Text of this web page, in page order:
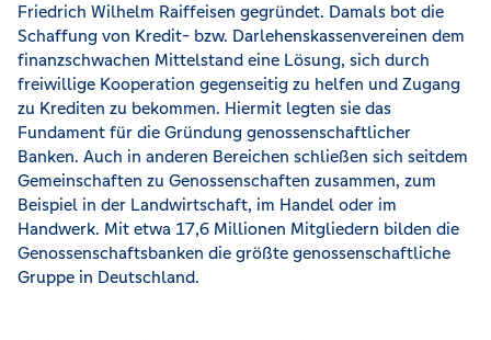
Friedrich Wilhelm Raiffeisen gegründet. Damals bot die
Schaffung von Kredit- bzw. Darlehenskassenvereinen dem
finanzschwachen Mittelstand eine Lösung, sich durch
freiwillige Kooperation gegenseitig zu helfen und Zugang
zu Krediten zu bekommen. Hiermit legten sie das
Fundament für die Gründung genossenschaftlicher
Banken. Auch in anderen Bereichen schließen sich seitdem
Gemeinschaften zu Genossenschaften zusammen, zum
Beispiel in der Landwirtschaft, im Handel oder im
Handwerk. Mit etwa 17,6 Millionen Mitgliedern bilden die
Genossenschaftsbanken die größte genossenschaftliche
Gruppe in Deutschland.